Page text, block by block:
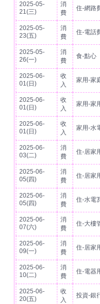
2025-05-
21(三)
消
費
住-網路
2025-05-
23(五)
消
費
住-電話
2025-05-
26(一)
消
費
食-點心
2025-06-
01(日)
收
入
家用-家
2025-06-
01(日)
收
入
家用-家
2025-06-
01(日)
收
入
家用-水
2025-06-
03(二)
消
費
住-居家
2025-06-
05(四)
消
費
住-居家
2025-06-
05(四)
消
費
住-水電
2025-06-
07(六)
消
費
住-大樓
2025-06-
09(一)
消
費
住-居家
2025-06-
10(二)
消
費
住-電器
2025-06-
20(五)
收
入
投資-銀